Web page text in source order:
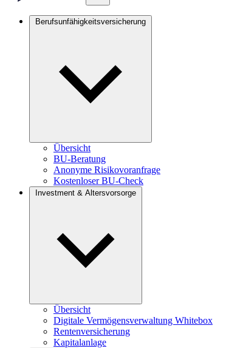
Berufsunfähigkeitsversicherung
Übersicht
BU-Beratung
Anonyme Risikovoranfrage
Kostenloser BU-Check
Investment & Altersvorsorge
Übersicht
Digitale Vermögensverwaltung Whitebox
Rentenversicherung
Kapitalanlage